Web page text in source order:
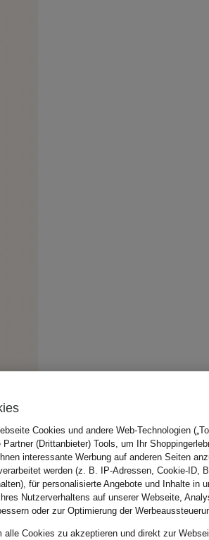
Cookies und andere Web-Technologien
(Drittanbieter) Tools, um Ihr
interessante Werbung auf anderen Seiten
werden (z. B. IP-Adressen, Cookie-ID,
für personalisierte Angebote und Inhalte in
Nutzerverhaltens auf unserer Webseite,
oder zur Optimierung der
alle Cookies zu akzeptieren und direkt zur